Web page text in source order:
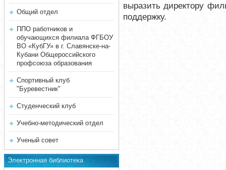
Общий отдел
ППО работников и
обучающихся филиала ФГБОУ
ВО «КубГУ» в г. Славянске-на-
Кубани Общероссийского
профсоюза образования
Спортивный клуб
"Буревестник"
Студенческий клуб
Учебно-методический отдел
Ученый совет
Электронная библиотека
выразить директору
поддержку.